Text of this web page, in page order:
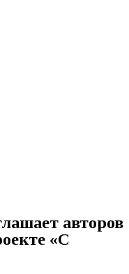
авторов
«С